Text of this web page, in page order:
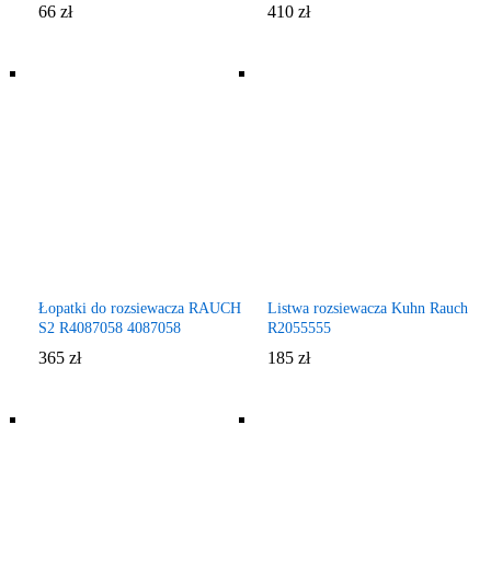
66 zł 410 zł
Łopatki do rozsiewacza RAUCH
S2 R4087058 4087058
365 zł
Listwa rozsiewacza Kuhn Rauch
R2055555
185 zł